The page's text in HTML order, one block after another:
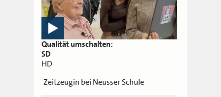
Qualität umschalten:
SD
HD
Zeitzeugin bei Neusser Schule